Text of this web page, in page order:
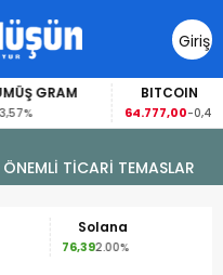
Giriş
Yap
GRAM BITCOIN
64.777,00-0,40%
TİCARİ TEMASLAR
Solana
2.00%